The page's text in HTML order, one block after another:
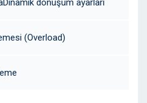
dönüşüm ayarları
(Overload)